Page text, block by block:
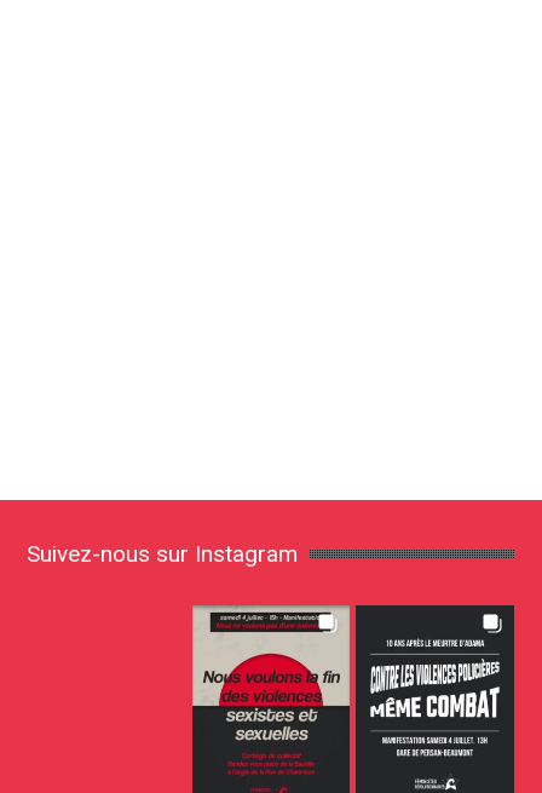
Suivez-nous sur Instagram